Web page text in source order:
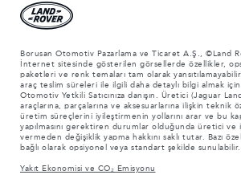
Borusan Otomotiv Pazarlama ve Ticaret A.Ş., ©Land
İnternet sitesinde gösterilen görsellerde özellikler,
paketleri ve renk temaları tam olarak
araç teslim süreleri ile ilgili daha detaylı bilgi almak
Otomotiv Yetkili Satıcınıza danışın. Üretici (Jaguar
araçlarına, parçalarına ve aksesuarlarına ilişkin teknik
üretim süreçlerini iyileştirmenin yollarını arar ve bu
yapılmasını gerektiren durumlar olduğunda üretici ve
vermeden değişiklik yapma hakkını saklı tutar. Bazı
bağlı olarak opsiyonel veya standart şekilde sunulabilir.
Yakıt Ekonomisi ve CO₂ Emisyonu